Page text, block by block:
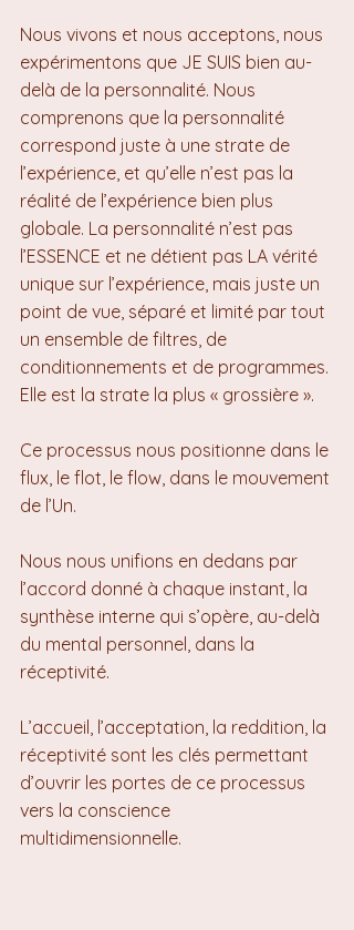
Nous vivons et nous acceptons, nous
expérimentons que JE SUIS bien au-
delà de la personnalité. Nous
comprenons que la personnalité
correspond juste à une strate de
l’expérience, et qu’elle n’est pas la
réalité de l’expérience bien plus
globale. La personnalité n’est pas
l’ESSENCE et ne détient pas LA vérité
unique sur l’expérience, mais juste un
point de vue, séparé et limité par tout
un ensemble de filtres, de
conditionnements et de programmes.
Elle est la strate la plus « grossière ».
Ce processus nous positionne dans le
flux, le flot, le flow, dans le mouvement
de l’Un.
Nous nous unifions en dedans par
l’accord donné à chaque instant, la
synthèse interne qui s’opère, au-delà
du mental personnel, dans la
réceptivité.
L’accueil, l’acceptation, la reddition, la
réceptivité sont les clés permettant
d’ouvrir les portes de ce processus
vers la conscience
multidimensionnelle.